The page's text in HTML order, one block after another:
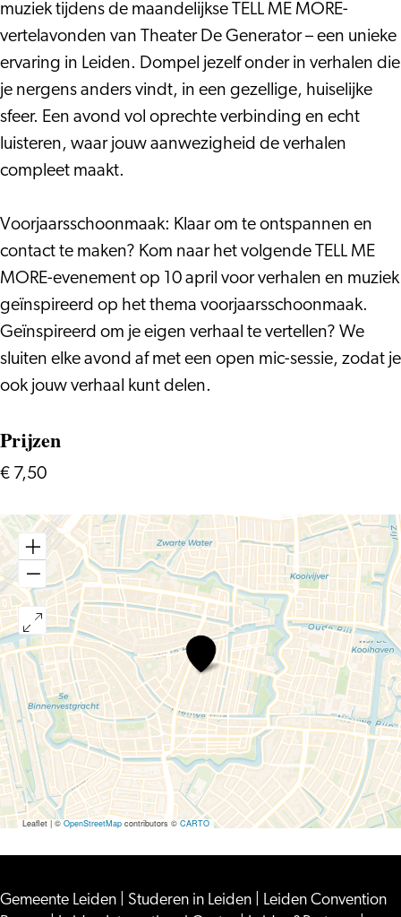
muziek tijdens de maandelijkse TELL ME MORE-
vertelavonden van Theater De Generator – een unieke
ervaring in Leiden. Dompel jezelf onder in verhalen die
je nergens anders vindt, in een gezellige, huiselijke
sfeer. Een avond vol oprechte verbinding en echt
luisteren, waar jouw aanwezigheid de verhalen
compleet maakt.
Voorjaarsschoonmaak: Klaar om te ontspannen en
contact te maken? Kom naar het volgende TELL ME
MORE-evenement op 10 april voor verhalen en muziek
geïnspireerd op het thema voorjaarsschoonmaak.
Geïnspireerd om je eigen verhaal te vertellen? We
sluiten elke avond af met een open mic-sessie, zodat je
ook jouw verhaal kunt delen.
Prijzen
€ 7,50
Tell
Me
More
Storytelling
Evening:
Spring
Cleaning
(Engels)
Leaflet|©OpenStreetMap contributors ©CARTO
Gemeente Leiden Studeren in Leiden
Leiden Convention